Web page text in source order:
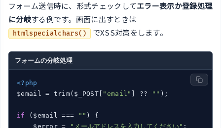
フォーム送信時に、形式チェックしてエラー表示か登録処理
に分岐する例です。画面に出すときは
htmlspecialchars() でXSS対策をします。
フォームの分岐処理
<?php
$email = trim($_POST[
"email" ] ?? "" );
if ($email === "" ) {
    $error =
"メールアドレスを入力してください" ;